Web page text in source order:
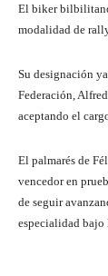
El biker
modalidad de
Su designación
Federación,
aceptando el
El palmarés de
vencedor en
de seguir
especialidad bajo